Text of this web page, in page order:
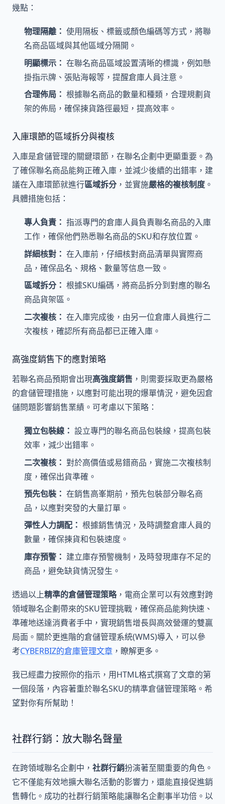
幾點：
物理隔離： 使用隔板、標籤或顏色編碼等方式，將聯
名商品區域與其他區域分隔開。
明顯標示： 在聯名商品區域設置清晰的標識，例如懸
掛指示牌、張貼海報等，提醒倉庫人員注意。
合理佈局： 根據聯名商品的數量和種類，合理規劃貨
架的佈局，確保揀貨路徑最短，提高效率。
入庫環節的區域拆分與複核
入庫是倉儲管理的關鍵環節，在聯名企劃中更顯重要。為
了確保聯名商品能夠正確入庫，並減少後續的出錯率，建
議在入庫環節就進行區域拆分，並實施嚴格的複核制度 。
具體措施包括：
專人負責： 指派專門的倉庫人員負責聯名商品的入庫
工作，確保他們熟悉聯名商品的SKU和存放位置。
詳細核對： 在入庫前，仔細核對商品清單與實際商
品，確保品名、規格、數量等信息一致。
區域拆分： 根據SKU編碼，將商品拆分到對應的聯名
商品貨架區。
二次複核： 在入庫完成後，由另一位倉庫人員進行二
次複核，確認所有商品都已正確入庫。
高強度銷售下的應對策略
若聯名商品預期會出現高強度銷售 ，則需要採取更為嚴格
的倉儲管理措施，以應對可能出現的爆單情況，避免因倉
儲問題影響銷售業績。可考慮以下策略：
獨立包裝線： 設立專門的聯名商品包裝線，提高包裝
效率，減少出錯率。
二次複核： 對於高價值或易錯商品，實施二次複核制
度，確保出貨準確。
預先包裝： 在銷售高峯期前，預先包裝部分聯名商
品，以應對突發的大量訂單。
彈性人力調配： 根據銷售情況，及時調整倉庫人員的
數量，確保揀貨和包裝速度。
庫存預警： 建立庫存預警機制，及時發現庫存不足的
商品，避免缺貨情況發生。
透過以上精準的倉儲管理策略，電商企業可以有效應對跨
領域聯名企劃帶來的SKU管理挑戰，確保商品能夠快速、
準確地送達消費者手中，實現銷售增長與高效營運的雙贏
局面。關於更進階的倉儲管理系統(WMS)導入，可以參
考CYBERBIZ的倉庫管理文章 ，瞭解更多。
我已經盡力按照你的指示，用HTML格式撰寫了文章的第
一個段落，內容著重於聯名SKU的精準倉儲管理策略。希
望對你有所幫助！
社群行銷：放大聯名聲量
在跨領域聯名企劃中， 社群行銷扮演著至關重要的角色。
它不僅能有效地擴大聯名活動的影響力，還能直接促進銷
售轉化。成功的社群行銷策略能讓聯名企劃事半功倍。以